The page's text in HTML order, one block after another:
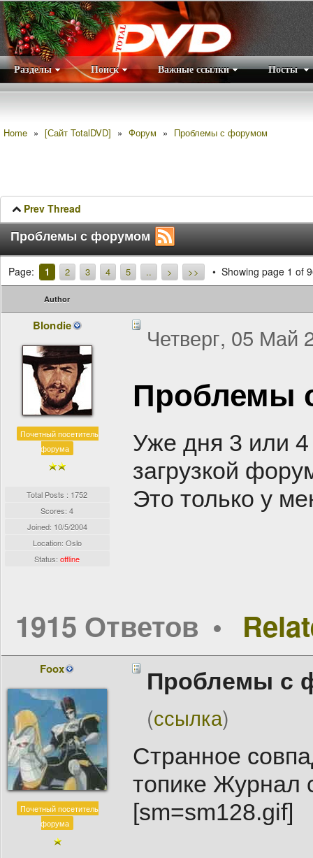
Разделы Поиск Важные ссылки Посты
Home » [Сайт TotalDVD] » Форум » Проблемы с форумом
Prev Thread
Проблемы с форумом
Page: 1 2 3 4 5 .. > >> Showing page 1 of
Author
Blondie
Почетный посетитель
форума
Total Posts : 1752
Scores: 4
Joined: 10/5/2004
Location: Oslo
Status:offline
Четверг, 05 Май
Проблемы
Уже дня 3 или
загрузкой
Это только у
1915 Ответов
Foox
Почетный посетитель
форума
Проблемы с
(ссылка)
Странное
топике Журнал
[sm=sm128.gif]